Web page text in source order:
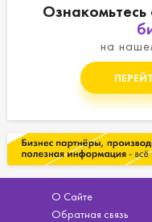
на
О Сайте
Обратная связь